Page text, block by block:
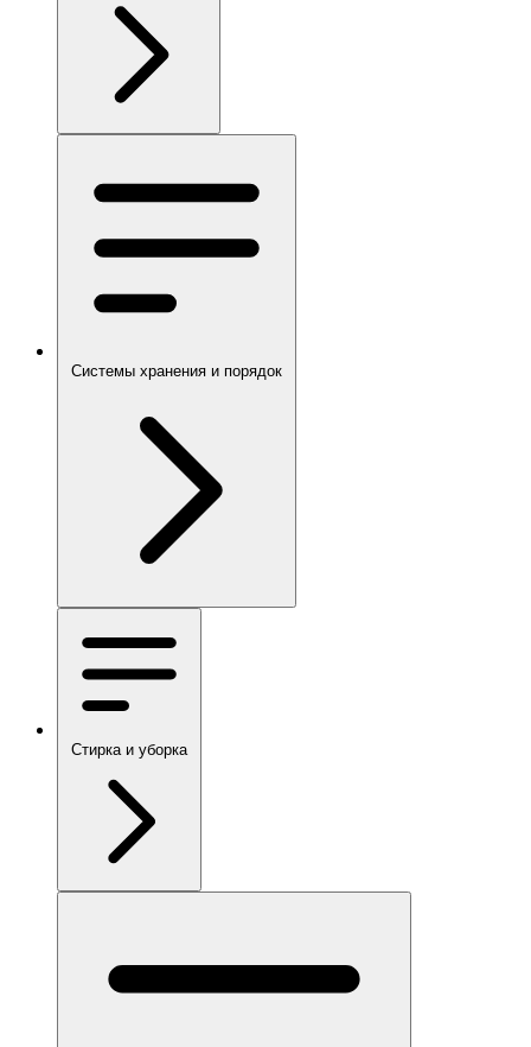
Системы хранения и порядок
Стирка и уборка